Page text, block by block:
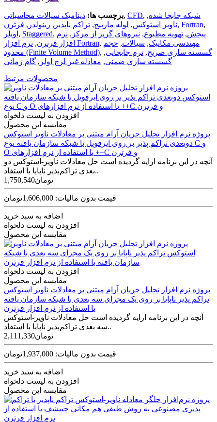
برچسب ها: دینامیک سیالات محاسباتی , CFD, شبکه جابجا شده,
ناویر استوکس, لوله مارپیچ, تراکم ناپذیر , رینولدز , فرترن , Fortran,
اویلر , Staggered, پیچش, تهویه مطبوع, نیروهای گریز از مرکز , نرم
افزار فرترن, نرم افزار Fortran, مهندسی مکانیک, سیالات, حجم
محدود (Finite Volume Method), گسسته سازی صریح, ترم جابجایی,
گسسته سازی ضمنی, معادله غیر لزج اولر , گام زمانی
محصولات مرتبط
افزودن به لیست دلخواه
مقایسه این محصول
پروژه نرم افزار تحلیل جریان آرام مبتنی بر معادلات ناویر استوکس
دوبعدی تراکم پذیر بر روی ایرفویل با شبکه سازمان یافته نوع C و
O با استفاده از نرم افزارهای ++C و فرترن
آنچه در این برنامه ارایه گردیده است حل معادلات ناویر-استوکس دو
بعدی تراکم‌پذیر ناپایا با استفاد..
1,750,540تومان
قیمت بدون مالیات: 1,606,000تومان
اضافه به سبد خرید
افزودن به لیست دلخواه
مقایسه این محصول
افزودن به لیست دلخواه
مقایسه این محصول
پروژه نرم افزار تحلیل جریان آرام مبتنی بر معادلات ناویر استوکس
تراکم پذیر ناپایا بر روی یک مجرای سه بعدی با شبکه سازمان یافته
با استفاده از نرم افزار فرترن
آنچه در این برنامه ارایه گردیده است حل معادلات ناویر-استوکس
سه بعدی تراکم‌پذیر ناپایا با استفاد..
2,111,330تومان
قیمت بدون مالیات: 1,937,000تومان
اضافه به سبد خرید
افزودن به لیست دلخواه
مقایسه این محصول